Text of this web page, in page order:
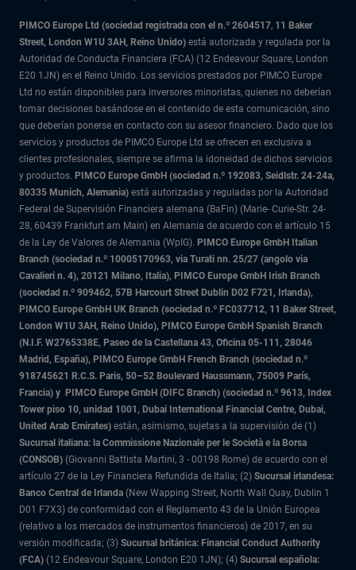
PIMCO Europe Ltd (sociedad registrada con el n.º 2604517, 11 Baker
Street, London W1U 3AH, Reino Unido) está autorizada y regulada por la
Autoridad de Conducta Financiera (FCA) (12 Endeavour Square, London
E20 1JN) en el Reino Unido. Los servicios prestados por PIMCO Europe
Ltd no están disponibles para inversores minoristas, quienes no deberían
tomar decisiones basándose en el contenido de esta comunicación, sino
que deberían ponerse en contacto con su asesor financiero. Dado que los
servicios y productos de PIMCO Europe Ltd se ofrecen en exclusiva a
clientes profesionales, siempre se afirma la idoneidad de dichos servicios
y productos. PIMCO Europe GmbH (sociedad n.º 192083, Seidlstr. 24-24a,
80335 Munich, Alemania) está autorizadas y reguladas por la Autoridad
Federal de Supervisión Financiera alemana (BaFin) (Marie- Curie-Str. 24-
28, 60439 Frankfurt am Main) en Alemania de acuerdo con el artículo 15
de la Ley de Valores de Alemania (WpIG). PIMCO Europe GmbH Italian
Branch (sociedad n.º 10005170963, via Turati nn. 25/27 (angolo via
Cavalieri n. 4), 20121 Milano, Italia), PIMCO Europe GmbH Irish Branch
(sociedad n.º 909462, 57B Harcourt Street Dublin D02 F721, Irlanda),
PIMCO Europe GmbH UK Branch (sociedad n.º FC037712, 11 Baker Street,
London W1U 3AH, Reino Unido), PIMCO Europe GmbH Spanish Branch
(N.I.F. W2765338E, Paseo de la Castellana 43, Oficina 05-111, 28046
Madrid, España), PIMCO Europe GmbH French Branch (sociedad n.º
918745621 R.C.S. Paris, 50–52 Boulevard Haussmann, 75009 París,
Francia) y PIMCO Europe GmbH (DIFC Branch) (sociedad n.º 9613, Index
Tower piso 10, unidad 1001, Dubai International Financial Centre, Dubai,
United Arab Emirates) están, asimismo, sujetas a la supervisión de (1)
Sucursal italiana: la Commissione Nazionale per le Società e la Borsa
(CONSOB) (Giovanni Battista Martini, 3 - 00198 Rome) de acuerdo con el
artículo 27 de la Ley Financiera Refundida de Italia; (2) Sucursal irlandesa:
Banco Central de Irlanda (New Wapping Street, North Wall Quay, Dublin 1
D01 F7X3) de conformidad con el Reglamento 43 de la Unión Europea
(relativo a los mercados de instrumentos financieros) de 2017, en su
versión modificada; (3) Sucursal británica: Financial Conduct Authority
(FCA) (12 Endeavour Square, London E20 1JN); (4) Sucursal española: